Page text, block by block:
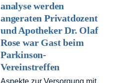
analyse werden
angeraten Privatdozent
und Apotheker Dr. Olaf
Rose war Gast beim
Parkinson-
Vereinstreffen
Aspekte zur Versorgung mit